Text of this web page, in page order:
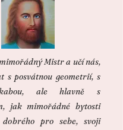
Mistr a učí nás,
s posvátnou geometrií, s
ale hlavně s
jak mimořádné bytosti
pro sebe, svoji